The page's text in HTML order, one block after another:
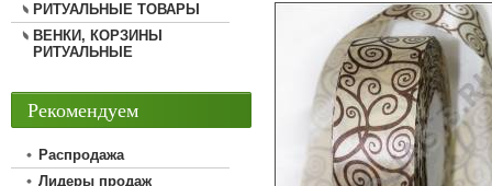
РИТУАЛЬНЫЕ ТОВАРЫ
ВЕНКИ, КОРЗИНЫ
РИТУАЛЬНЫЕ
Рекомендуем
Распродажа
Лидеры продаж